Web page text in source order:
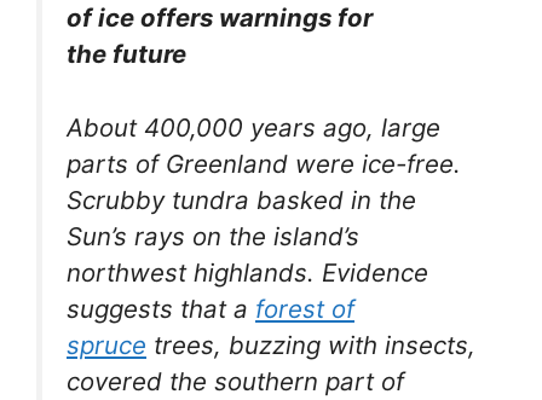
of ice offers warnings for
the future
About 400,000 years ago, large
parts of Greenland were ice-free.
Scrubby tundra basked in the
Sun’s rays on the island’s
northwest highlands. Evidence
suggests that a forest of
spruce trees, buzzing with insects,
covered the southern part of